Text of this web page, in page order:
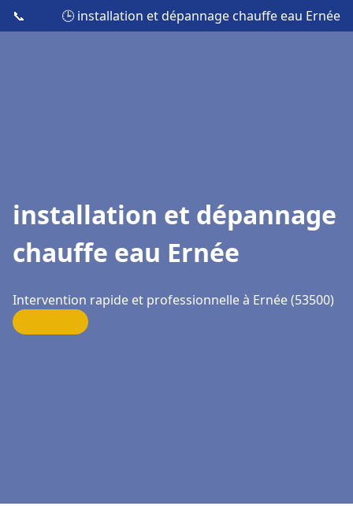
📞 🕒 installation et dépannage chauffe eau Ernée
installation et dépannage
chauffe eau Ernée
Intervention rapide et professionnelle à Ernée (53500)